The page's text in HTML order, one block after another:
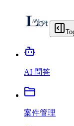
AI 問答
案件管理